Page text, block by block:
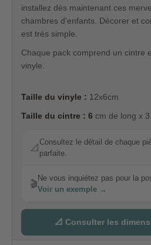
installez dès maintenant ces
chambres d'enfants. Décorer et
est très simple.
Chaque pack comprend un cintre
vinyle.
Taille du vinyle : 12x6cm
Taille du cintre : 6 cm de long x
📐
Consultez le détail de chaque
parfaite.
🎬
Ne vous inquiétez pas pour la
Voir un exemple →
📐 Consulter les